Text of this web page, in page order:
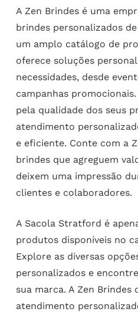
A Zen Brindes é uma
brindes personalizados
um amplo catálogo de
oferece soluções
necessidades, desde
campanhas
pela qualidade dos seus
atendimento
e eficiente. Conte com a
brindes que agreguem
deixem uma impressão
clientes e colaboradores.
A Sacola Stratford é
produtos disponíveis no
Explore as diversas
personalizados e
sua marca. A Zen Brindes
atendimento